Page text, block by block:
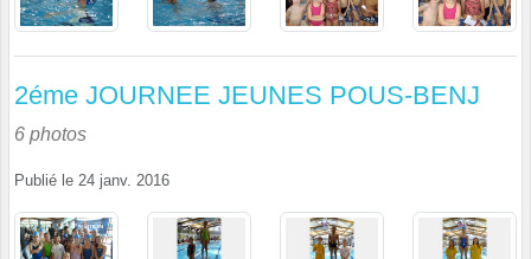
2éme JOURNEE JEUNES POUS-BENJ
6 photos
Publié le 24 janv. 2016